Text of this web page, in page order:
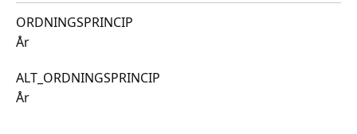
ORDNINGSPRINCIP
År
ALT_ORDNINGSPRINCIP
År